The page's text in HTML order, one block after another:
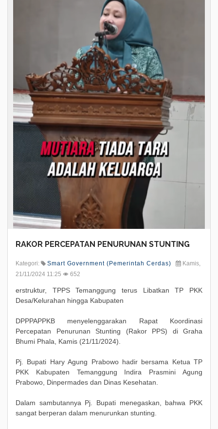
RAKOR PERCEPATAN PENURUNAN STUNTING
Kategori: Smart Government (Pemerintah Cerdas)
Kamis,
21/11/2024 11:25
652
erstruktur, TPPS Temanggung terus Libatkan TP PKK
Desa/Kelurahan hingga Kabupaten
DPPPAPPKB menyelenggarakan Rapat Koordinasi
Percepatan Penurunan Stunting (Rakor PPS) di Graha
Bhumi Phala, Kamis (21/11/2024).
Pj. Bupati Hary Agung Prabowo hadir bersama Ketua TP
PKK Kabupaten Temanggung Indira Prasmini Agung
Prabowo, Dinpermades dan Dinas Kesehatan.
Dalam sambutannya Pj. Bupati menegaskan, bahwa PKK
sangat berperan dalam menurunkan stunting.